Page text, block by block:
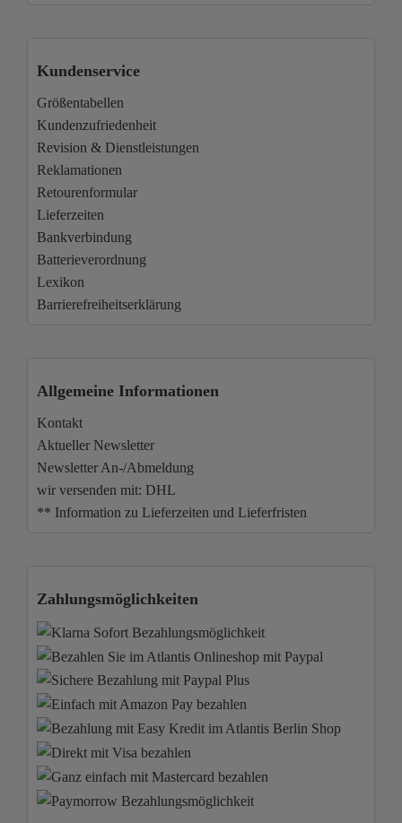
Kundenservice
Größentabellen
Kundenzufriedenheit
Revision & Dienstleistungen
Reklamationen
Retourenformular
Lieferzeiten
Bankverbindung
Batterieverordnung
Lexikon
Barrierefreiheitserklärung
Allgemeine Informationen
Kontakt
Aktueller Newsletter
Newsletter An-/Abmeldung
wir versenden mit: DHL
** Information zu Lieferzeiten und Lieferfristen
Zahlungsmöglichkeiten